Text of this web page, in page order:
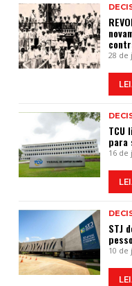
28 de
TCU
para
16 de
STJ
10 de